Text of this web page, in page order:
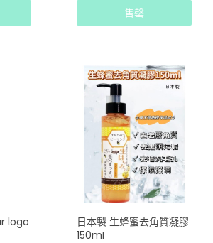
售罄
logo
日本製 生蜂蜜去角質凝膠
150mI